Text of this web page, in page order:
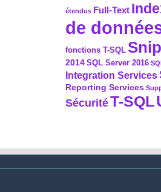
étendus Full-Text
de
fonctions T-SQL
2014 SQL Server 2016
Integration Services
Reporting Services
SécuritéT-SQL